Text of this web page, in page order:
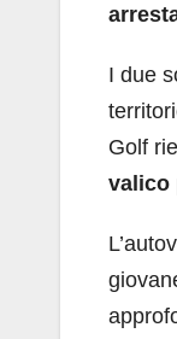
I due
Golf
valico